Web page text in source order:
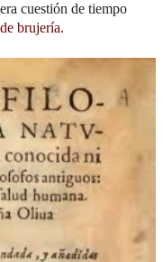
cuestión de tiempo
brujería.